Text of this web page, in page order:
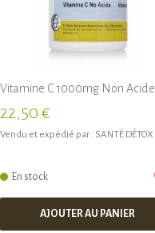
Vitamine C 1000mg Non Acide
22,50 €
Vendu et expédié par : SANTÉ DÉTOX
En stock
AJOUTER AU PANIER